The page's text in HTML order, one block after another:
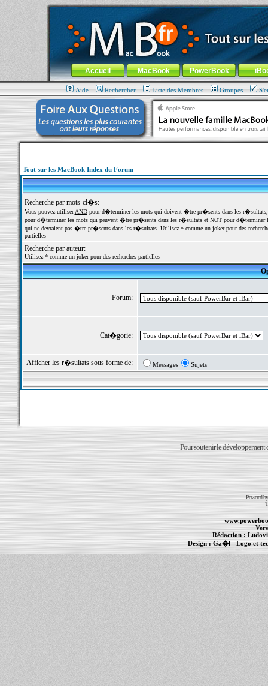
MacBook-fr.com : 100% Apple... 100% nomade !
Aller au contenu-Aller au menu général-Aller au menu de
Menu général
Accueil MacBook PowerBook
Aide Rechercher Liste des Membres Groupes
Tout sur les MacBook Index du Forum
Recherche par mots-cl�s:
Vous pouvez utiliserANDpour d�terminer les mots qui doivent �tre pr�sents dans les
pour d�terminer les mots qui peuvent �tre pr�sents dans les r�sultats et NOTpour d�terminer
qui ne devraient pas �tre pr�sents dans les r�sultats. Utilisez * comme un joker pour des
partielles
Recherche par auteur:
Utilisez * comme un joker pour des recherches partielles
Forum:
Cat�gorie:
Afficher les r�sultats sous forme de: Messages Sujets
Pour soutenir le développement
Powered
Rédaction :
Design : Ga�l- Logo et